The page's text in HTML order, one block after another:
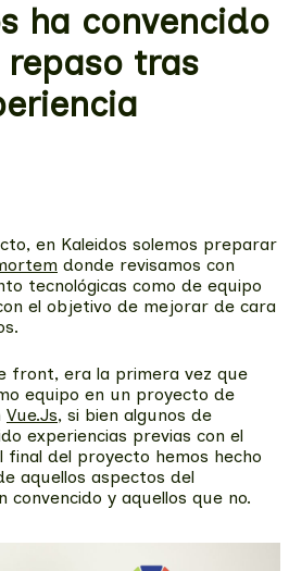
ha convencido
repaso tras
en Kaleidos solemos preparar
donde revisamos con
tecnológicas como de equipo
el objetivo de mejorar de cara
front, era la primera vez que
equipo en un proyecto de
Vue.Js, si bien algunos de
experiencias previas con el
del proyecto hemos hecho
aquellos aspectos del
y aquellos que no.